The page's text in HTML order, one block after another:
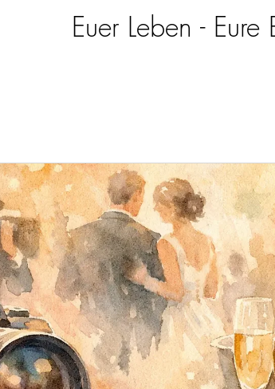
Euer Leben - Eure